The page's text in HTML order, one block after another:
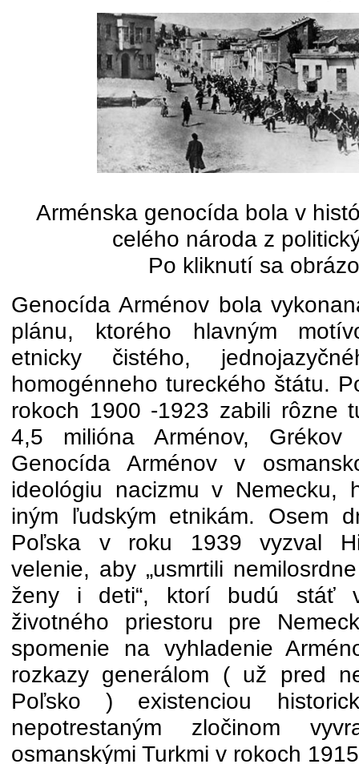
Arménska genocída bola v
celého národa z
Po kliknutí sa
Genocída Arménov bola
plánu, ktorého hlavným
etnicky čistého,
homogénneho tureckého štátu.
rokoch 1900 -1923 zabili rôzne
4,5 milióna Arménov,
Genocída Arménov v
ideológiu nacizmu v Nemecku,
iným ľudským etnikám. Osem
Poľska v roku 1939 vyzval
velenie, aby „usmrtili
ženy i deti“, ktorí budú stáť
životného priestoru pre
spomenie na vyhladenie
rozkazy generálom ( už pred
Poľsko ) existenciou
nepotrestaným zločinom
osmanskými Turkmi v rokoch